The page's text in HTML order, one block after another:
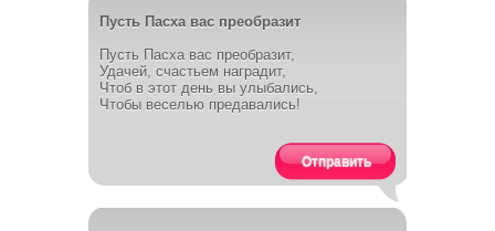
Пусть Пасха вас преобразит
Пусть Пасха вас преобразит,
Удачей, счастьем наградит,
Чтоб в этот день вы улыбались,
Чтобы веселью предавались!
Отправить